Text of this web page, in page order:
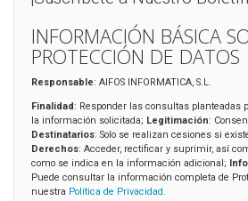
INFORMACIÓN BÁSICA
PROTECCIÓN DE DATOS
Responsable: AIFOS INFORMATICA, S.L.
Finalidad: Responder las consultas planteadas
la información solicitada; Legitimación:
Destinatarios: Solo se realizan cesiones si
Derechos: Acceder, rectificar y suprimir, así
como se indica en la información adicional;
Puede consultar la información completa de
nuestra Política de Privacidad.